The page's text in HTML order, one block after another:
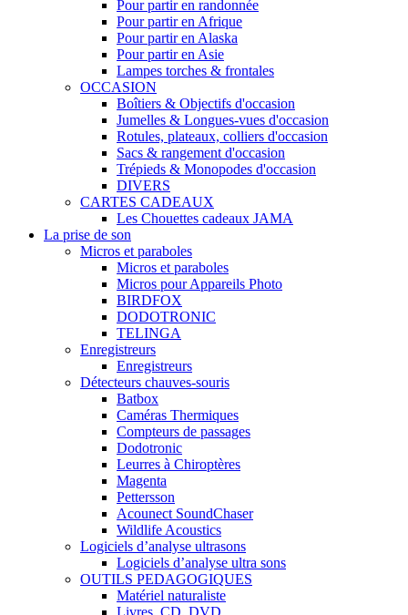
Pour partir en randonnée
Pour partir en Afrique
Pour partir en Alaska
Pour partir en Asie
Lampes torches & frontales
OCCASION
Boîtiers & Objectifs d'occasion
Jumelles & Longues-vues d'occasion
Rotules, plateaux, colliers d'occasion
Sacs & rangement d'occasion
Trépieds & Monopodes d'occasion
DIVERS
CARTES CADEAUX
Les Chouettes cadeaux JAMA
La prise de son
Micros et paraboles
Micros et paraboles
Micros pour Appareils Photo
BIRDFOX
DODOTRONIC
TELINGA
Enregistreurs
Enregistreurs
Détecteurs chauves-souris
Batbox
Caméras Thermiques
Compteurs de passages
Dodotronic
Leurres à Chiroptères
Magenta
Pettersson
Acounect SoundChaser
Wildlife Acoustics
Logiciels d’analyse ultrasons
Logiciels d’analyse ultra sons
OUTILS PEDAGOGIQUES
Matériel naturaliste
Livres, CD, DVD